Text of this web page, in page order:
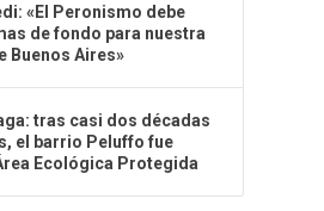
«El Peronismo debe
de fondo para nuestra
Buenos Aires»
tras casi dos décadas
el barrio Peluffo fue
Ecológica Protegida